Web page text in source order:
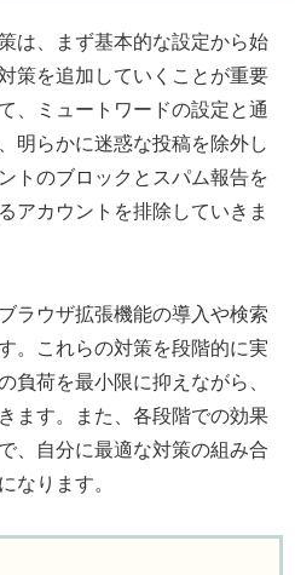
は、まず基本的な設定から始
策を追加していくことが重要
、ミュートワードの設定と通
明らかに迷惑な投稿を除外し
トのブロックとスパム報告を
アカウントを排除していきま
ラウザ拡張機能の導入や検索
。これらの対策を段階的に実
負荷を最小限に抑えながら、
ます。また、各段階での効果
、自分に最適な対策の組み合
なります。